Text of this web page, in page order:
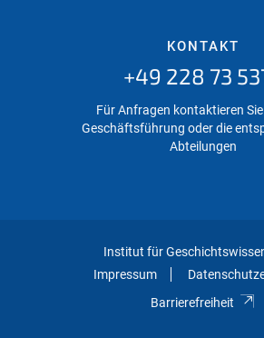
KONTAKT
+49 228 73
Für Anfragen kontaktieren
Geschäftsführung oder die
Abteilungen
Institut für
Impressum
Barrierefreiheit